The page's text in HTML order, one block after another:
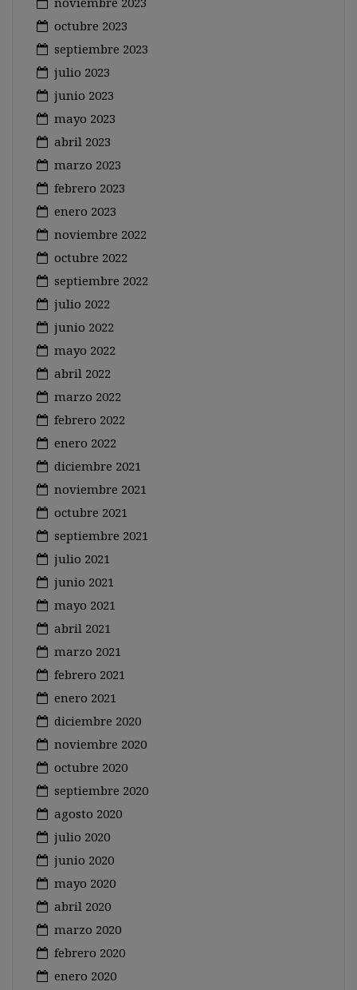
octubre 2023
septiembre 2023
julio 2023
junio 2023
mayo 2023
abril 2023
marzo 2023
febrero 2023
enero 2023
noviembre 2022
octubre 2022
septiembre 2022
julio 2022
junio 2022
mayo 2022
abril 2022
marzo 2022
febrero 2022
enero 2022
diciembre 2021
noviembre 2021
octubre 2021
septiembre 2021
julio 2021
junio 2021
mayo 2021
abril 2021
marzo 2021
febrero 2021
enero 2021
diciembre 2020
noviembre 2020
octubre 2020
septiembre 2020
agosto 2020
julio 2020
junio 2020
mayo 2020
abril 2020
marzo 2020
febrero 2020
enero 2020